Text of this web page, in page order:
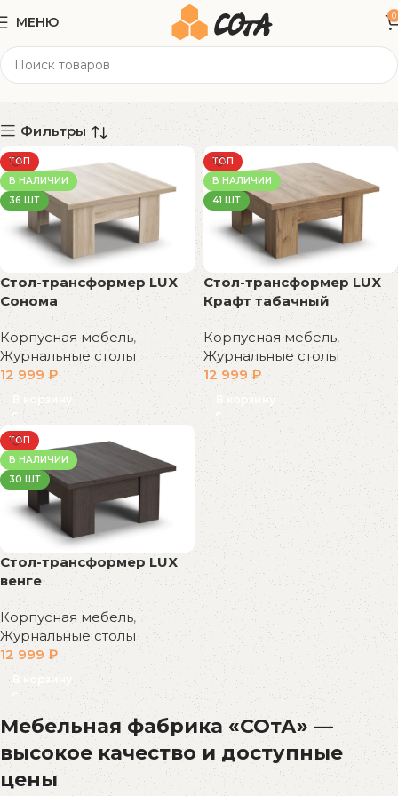
МЕНЮ 0
81x80x47 см
Фильтры
ТОП
В НАЛИЧИИ
36 ШТ
Стол-трансформер LUX
Сонома
Корпусная мебель,
Журнальные столы
12 999 ₽
В корзину
ТОП
В НАЛИЧИИ
41 ШТ
Стол-трансформер LUX
Крафт табачный
Корпусная мебель,
Журнальные столы
12 999₽
В корзину
ТОП
В НАЛИЧИИ
30 ШТ
Стол-трансформер LUX
венге
Корпусная мебель,
Журнальные столы
12 999 ₽
В корзину
Мебельная фабрика «СОтА» —
высокое качество и доступные
цены